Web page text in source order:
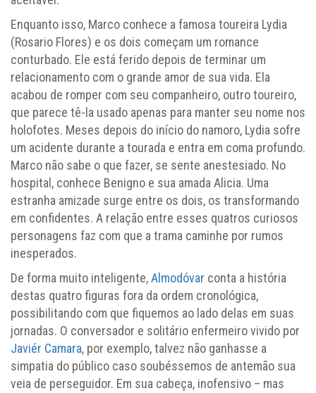
Enquanto isso, Marco conhece a famosa toureira Lydia
(Rosario Flores) e os dois começam um romance
conturbado. Ele está ferido depois de terminar um
relacionamento com o grande amor de sua vida. Ela
acabou de romper com seu companheiro, outro toureiro,
que parece tê-la usado apenas para manter seu nome nos
holofotes. Meses depois do início do namoro, Lydia sofre
um acidente durante a tourada e entra em coma profundo.
Marco não sabe o que fazer, se sente anestesiado. No
hospital, conhece Benigno e sua amada Alicia. Uma
estranha amizade surge entre os dois, os transformando
em confidentes. A relação entre esses quatros curiosos
personagens faz com que a trama caminhe por rumos
inesperados.
De forma muito inteligente,Almodóvar conta a história
destas quatro figuras fora da ordem cronológica,
possibilitando com que fiquemos ao lado delas em suas
jornadas. O conversador e solitário enfermeiro vivido por
Javiér Camara, por exemplo, talvez não ganhasse a
simpatia do público caso soubéssemos de antemão sua
veia de perseguidor. Em sua cabeça, inofensivo – mas